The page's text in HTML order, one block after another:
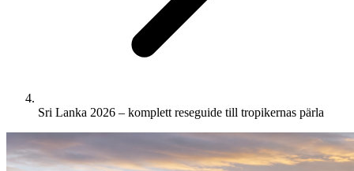
Sri Lanka 2026 – komplett reseguide till tropikernas pärla